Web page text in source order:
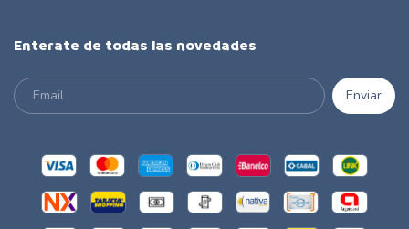
Enterate de todas las novedades